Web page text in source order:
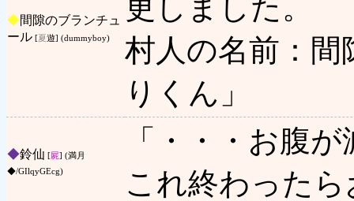
◆間隙のブランチュ
ール [夏遊] (dummyboy)
更しました。
村人の名前：
りくん」
◆鈴仙 [屍] (満月
◆/GIlqyGEcg)
「・・・お腹
これ終わった